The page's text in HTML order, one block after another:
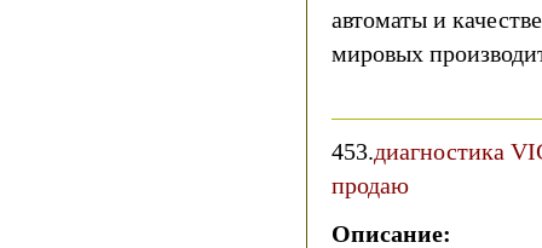
автоматы и
мировых
453.диагностика
продаю
Описание: